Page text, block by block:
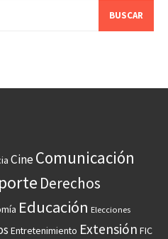
CineComunicación
Derechos
Educación Elecciones
Entretenimiento Extensión FIC